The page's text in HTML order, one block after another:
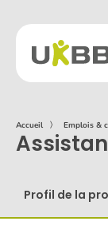
Accueil 〉 Emplois &
Profil de la